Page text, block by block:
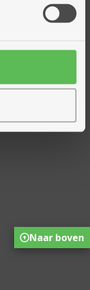
Naar boven